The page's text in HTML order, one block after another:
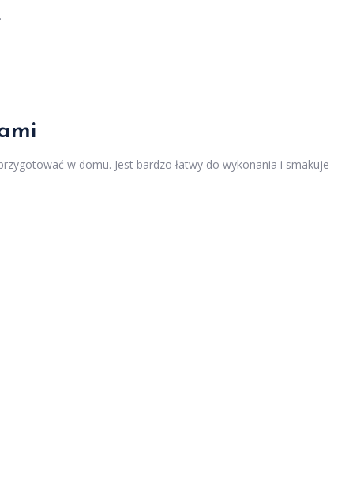
w domu. Jest bardzo łatwy do wykonania i smakuje